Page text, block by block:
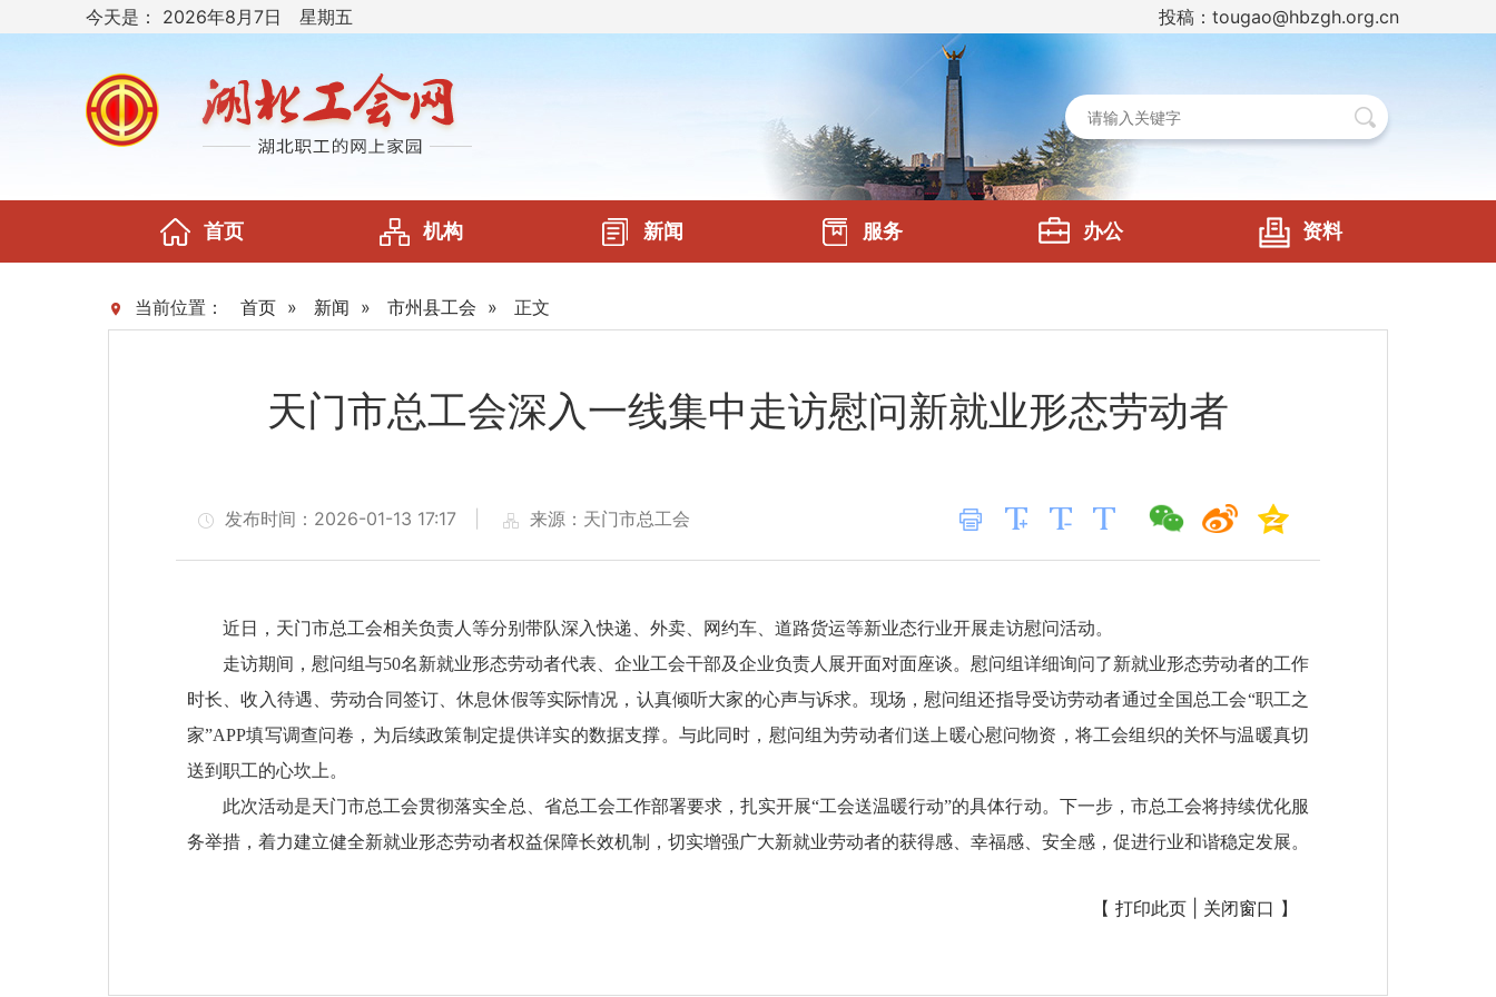
今天是： 2026年8月7日 星期五 投稿：tougao@hbzgh.org.cn
首页 机构 新闻 服务 办公 资料
当前位置： 首页 » 新闻 » 市州县工会 » 正文
天门市总工会深入一线集中走访慰问新就业形态劳动者‌
发布时间：2026-01-13 17:17 来源：天门市总工会
近日，天门市总工会相关负责人等分别带队深入快递、外卖、网约车、道路货运等新业态行业开展走访慰问活动。
走访期间，慰问组与50名新就业形态劳动者代表、企业工会干部及企业负责人展开面对面座谈。慰问组详细询问了新就业形态劳动者的工作
时长、收入待遇、劳动合同签订、休息休假等实际情况，认真倾听大家的心声与诉求。现场，慰问组还指导受访劳动者通过全国总工会“职工之
家”APP填写调查问卷，为后续政策制定提供详实的数据支撑。与此同时，慰问组为劳动者们送上暖心慰问物资，将工会组织的关怀与温暖真切
送到职工的心坎上。
此次活动是天门市总工会贯彻落实全总、省总工会工作部署要求，扎实开展“工会送温暖行动”的具体行动。下一步，市总工会将持续优化服
务举措，着力建立健全新就业形态劳动者权益保障长效机制，切实增强广大新就业劳动者的获得感、幸福感、安全感，促进行业和谐稳定发展。
【 打印此页 关闭窗口 】